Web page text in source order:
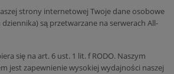
strony internetowej Twoje dane osobowe
są przetwarzane na serwerach All-
się na art. 6 ust. 1 lit. f RODO. Naszym
jest zapewnienie wysokiej wydajności naszej